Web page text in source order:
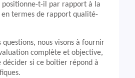
positionne-t-il par rapport à la
termes de rapport qualité-
questions, nous visons à fournir
complète et objective,
décider si ce boîtier répond à